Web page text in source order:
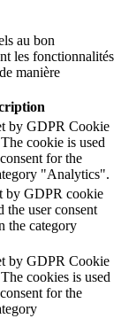
au bon
les fonctionnalités
manière
by GDPR Cookie
cookie is used
for the
"Analytics".
by GDPR cookie
the user consent
the category
by GDPR Cookie
cookies is used
for the